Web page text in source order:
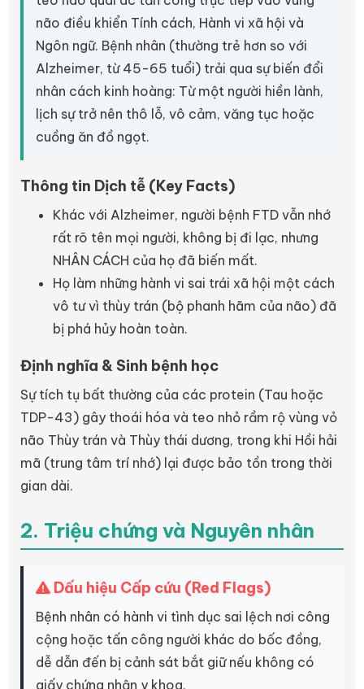
não điều khiển Tính cách, Hành vi xã hội và
Ngôn ngữ. Bệnh nhân (thường trẻ hơn so với
Alzheimer, từ 45-65 tuổi) trải qua sự biến đổi
nhân cách kinh hoàng: Từ một người hiền lành,
lịch sự trở nên thô lỗ, vô cảm, văng tục hoặc
cuồng ăn đồ ngọt.
Thông tin Dịch tễ (Key Facts)
Khác với Alzheimer, người bệnh FTD vẫn nhớ
rất rõ tên mọi người, không bị đi lạc, nhưng
NHÂN CÁCH của họ đã biến mất.
Họ làm những hành vi sai trái xã hội một cách
vô tư vì thùy trán (bộ phanh hãm của não) đã
bị phá hủy hoàn toàn.
Định nghĩa & Sinh bệnh học
Sự tích tụ bất thường của các protein (Tau hoặc
TDP-43) gây thoái hóa và teo nhỏ rầm rộ vùng vỏ
não Thùy trán và Thùy thái dương, trong khi Hồi hải
mã (trung tâm trí nhớ) lại được bảo tồn trong thời
gian dài.
2. Triệu chứng và Nguyên nhân
Dấu hiệu Cấp cứu (Red Flags)
Bệnh nhân có hành vi tình dục sai lệch nơi công
cộng hoặc tấn công người khác do bốc đồng,
dễ dẫn đến bị cảnh sát bắt giữ nếu không có
giấy chứng nhận y khoa.